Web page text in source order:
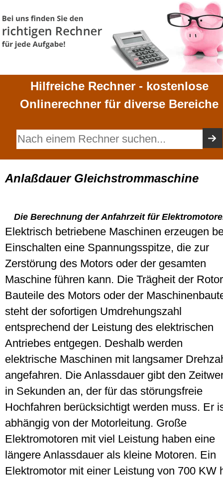
Hilfreiche Rechner - kostenlose
Onlinerechner für diverse Bereiche
Anlaßdauer Gleichstrommaschine
Die Berechnung der Anfahrzeit für
Elektrisch betriebene Maschinen erzeugen
Einschalten eine Spannungsspitze, die zur
Zerstörung des Motors oder der gesamten
Maschine führen kann. Die Trägheit der Rotor
Bauteile des Motors oder der
steht der sofortigen Umdrehungszahl
entsprechend der Leistung des elektrischen
Antriebes entgegen. Deshalb werden
elektrische Maschinen mit langsamer
angefahren. Die Anlassdauer gibt den
in Sekunden an, der für das störungsfreie
Hochfahren berücksichtigt werden muss. Er
abhängig von der Motorleitung. Große
Elektromotoren mit viel Leistung haben eine
längere Anlassdauer als kleine Motoren. Ein
Elektromotor mit einer Leistung von 700 KW